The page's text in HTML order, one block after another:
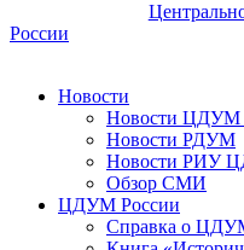
России
Новости
Новости ЦДУМ
Новости РДУМ
Новости РИУ
Обзор СМИ
ЦДУМ России
Справка о